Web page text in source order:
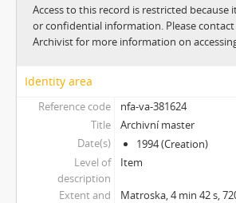
[Subseries] Míchačka
[Subseries] Kapusta
[Subseries] Dům daleko
[Subseries] Wilsonova svatba
[Subseries] Džbány Franze
[Subseries] Zkušebna v Argentinské
[Subseries] Hanibalova svatba
Access to this record is restricted because
or confidential information. Please contact
Archivist for more information on
Identity area
Reference code
nfa-va-381624
Title
Archivní master
Date(s)
1994 (Creation)
Level of
description
Item
Extent and
Matroska, 4 min 42 s,